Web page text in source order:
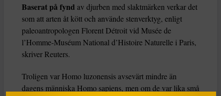
Baserat på fynd av djurben med slaktmärken verkar det
som att arten åt kött och använde stenverktyg, enligt
paleoantropologen Florent Détroit vid Musée de
l’Homme-Muséum National d’Histoire Naturelle i Paris,
skriver Reuters.
Troligen var Homo luzonensis avsevärt mindre än
dagens människa Homo sapiens, men om de var lika små